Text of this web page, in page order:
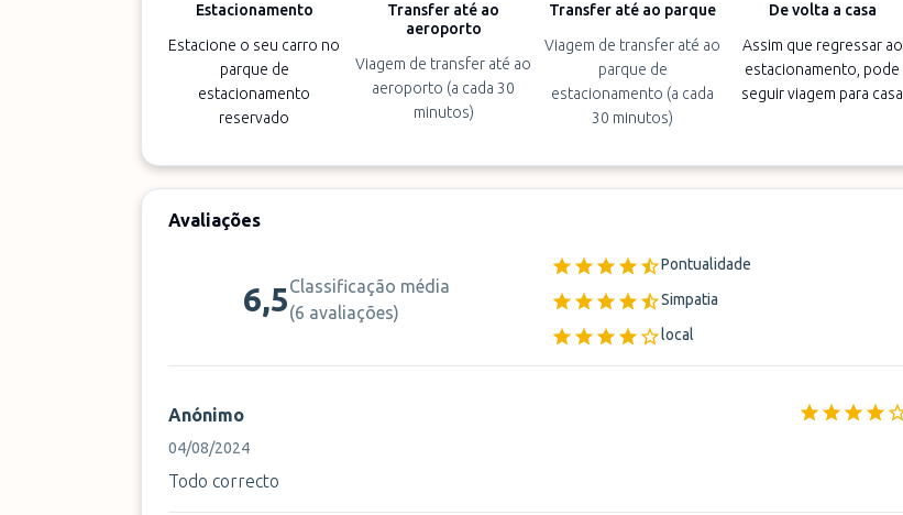
Estacionamento
Estacione o seu carro no
parque de
estacionamento
reservado
Transfer até ao
aeroporto
Viagem de transfer até ao
aeroporto (a cada 30
minutos)
Transfer até ao parque
Viagem de transfer até ao
parque de
estacionamento (a cada
30 minutos)
De volta a casa
Assim que regressar ao
estacionamento, pode
seguir viagem para casa
Avaliações
6,5Classificação média
(6 avaliações)
Pontualidade
Simpatia
local
Anónimo
04/08/2024
Todo correcto